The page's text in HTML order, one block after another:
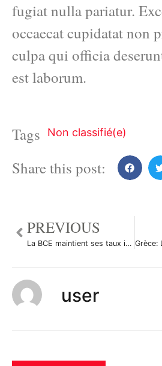
fugiat nulla pariatur.
occaecat cupidatat non
culpa qui officia
est laborum.
Tags Non classifié(e)
Share this post:
PREVIOUS
La BCE maintient ses taux inchangés et confirme la fin de son programme d’achat
user